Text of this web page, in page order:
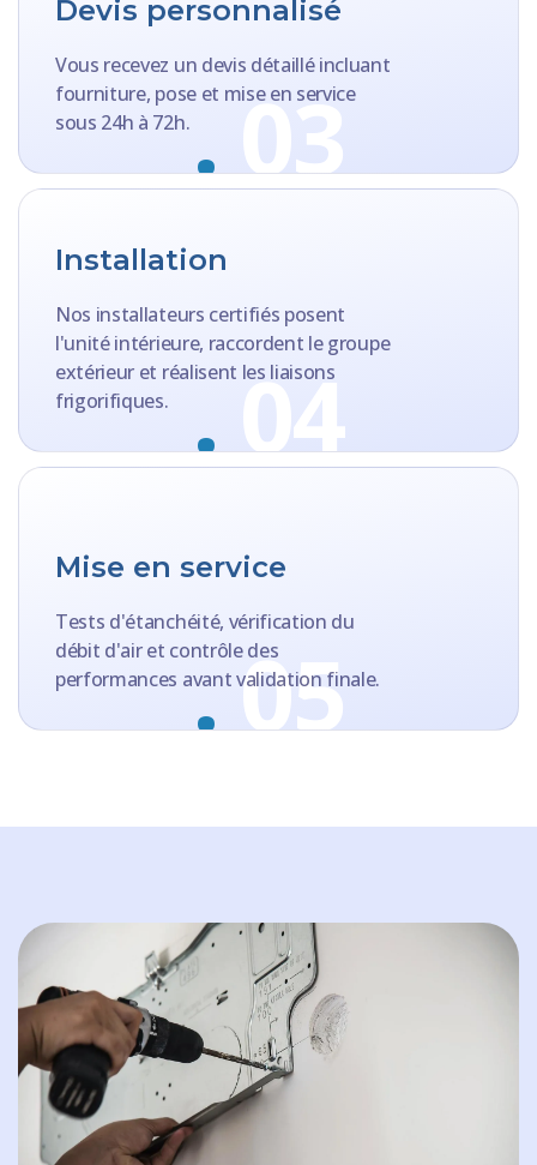
.03
Devis personnalisé
Vous recevez un devis détaillé incluant
fourniture, pose et mise en service
sous 24h à 72h.
.04
Installation
Nos installateurs certifiés posent
l'unité intérieure, raccordent le groupe
extérieur et réalisent les liaisons
frigorifiques.
.05
Mise en service
Tests d'étanchéité, vérification du
débit d'air et contrôle des
performances avant validation finale.